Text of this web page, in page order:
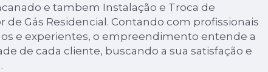
e tambem Instalação e Troca de
de Gás Residencial. Contando com profissionais
e experientes, o empreendimento entende a
de cada cliente, buscando a sua satisfação e